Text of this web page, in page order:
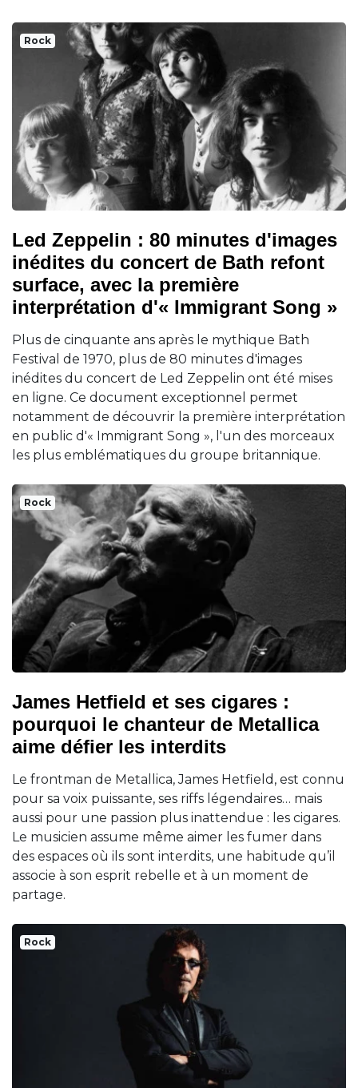
Rock
Led Zeppelin : 80 minutes d'images
inédites du concert de Bath refont
surface, avec la première
interprétation d'« Immigrant Song »
Plus de cinquante ans après le mythique Bath
Festival de 1970, plus de 80 minutes d'images
inédites du concert de Led Zeppelin ont été mises
en ligne. Ce document exceptionnel permet
notamment de découvrir la première interprétation
en public d'« Immigrant Song », l'un des morceaux
les plus emblématiques du groupe britannique.
Rock
James Hetfield et ses cigares :
pourquoi le chanteur de Metallica
aime défier les interdits
Le frontman de Metallica, James Hetfield, est connu
pour sa voix puissante, ses riffs légendaires… mais
aussi pour une passion plus inattendue : les cigares.
Le musicien assume même aimer les fumer dans
des espaces où ils sont interdits, une habitude qu’il
associe à son esprit rebelle et à un moment de
partage.
Rock